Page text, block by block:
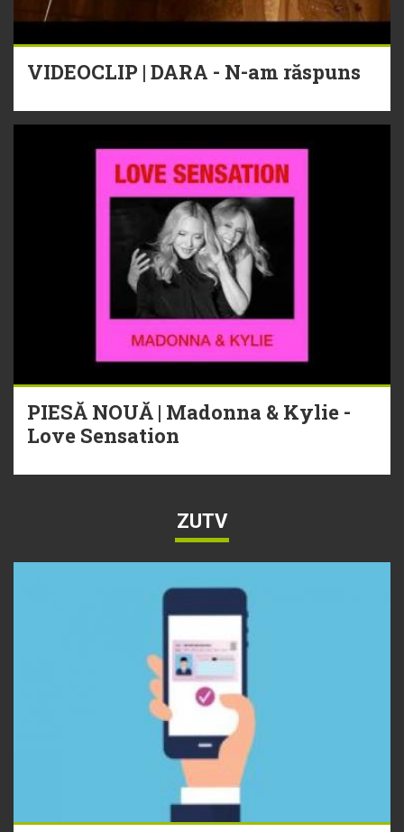
VIDEOCLIP | DARA - N-am răspuns
PIESĂ NOUĂ | Madonna & Kylie -
Love Sensation
ZUTV